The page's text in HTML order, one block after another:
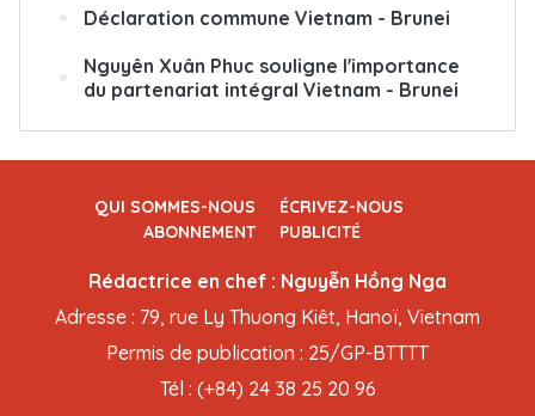
Déclaration commune Vietnam - Brunei
Nguyên Xuân Phuc souligne l'importance
du partenariat intégral Vietnam - Brunei
QUI SOMMES-NOUS
ÉCRIVEZ-NOUS
ABONNEMENT
PUBLICITÉ
Rédactrice en chef : Nguyễn Hồng Nga
Adresse : 79, rue Ly Thuong Kiêt, Hanoï, Vietnam
Permis de publication : 25/GP-BTTTT
Tél : (+84) 24 38 25 20 96